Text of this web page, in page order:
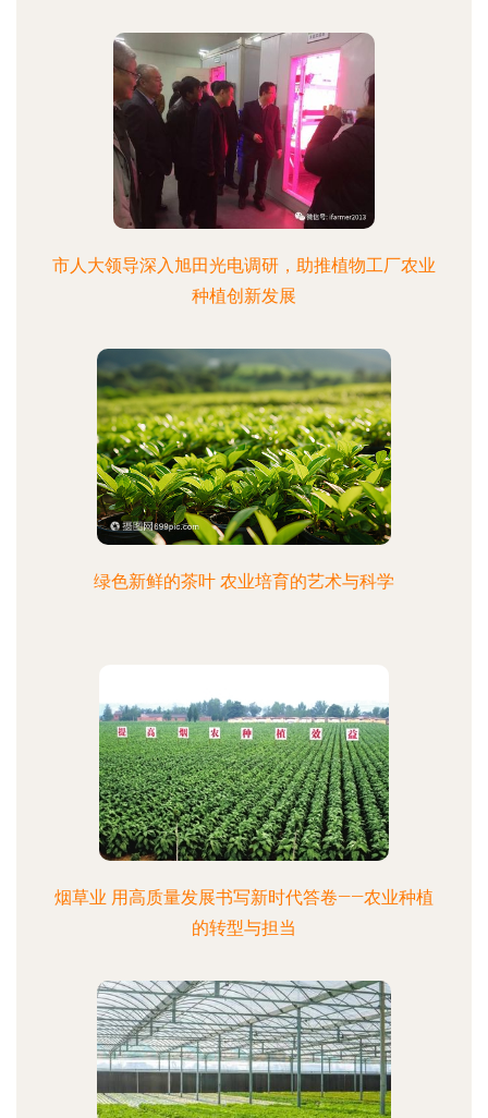
市人大领导深入旭田光电调研，助推植物工厂农业
种植创新发展
绿色新鲜的茶叶 农业培育的艺术与科学
烟草业 用高质量发展书写新时代答卷——农业种植
的转型与担当